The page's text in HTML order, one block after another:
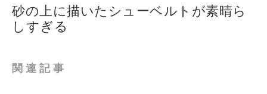
砂の上に描いたシューベルトが素晴ら
しすぎる
関連記事